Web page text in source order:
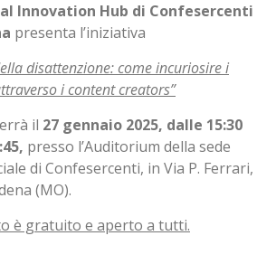
Innovation Hub di Confesercenti
presenta l’iniziativa
disattenzione: come incuriosire i
i content creators”
il 27 gennaio 2025, dalle 15:30
presso l’Auditorium della sede
di Confesercenti, in Via P. Ferrari,
(MO).
è gratuito e aperto a tutti.